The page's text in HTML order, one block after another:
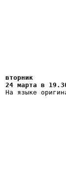
вторник
24 марта в
На языке